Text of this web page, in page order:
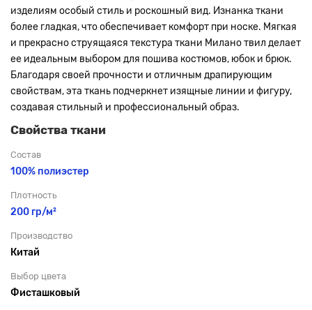
изделиям особый стиль и роскошный вид. Изнанка ткани
более гладкая, что обеспечивает комфорт при носке. Мягкая
и прекрасно струящаяся текстура ткани Милано твил делает
ее идеальным выбором для пошива костюмов, юбок и брюк.
Благодаря своей прочности и отличным драпирующим
свойствам, эта ткань подчеркнет изящные линии и фигуру,
создавая стильный и профессиональный образ.
Свойства ткани
Состав
100% полиэстер
Плотность
200 гр/м²
Производство
Китай
Выбор цвета
Фисташковый